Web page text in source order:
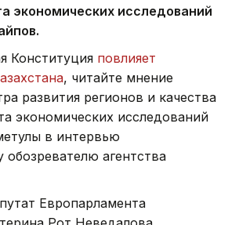
экономических исследований
Конституция повлияет
, читайте мнение
развития регионов и качества
экономических исследований
в интервью
обозревателю агентства
Европарламента